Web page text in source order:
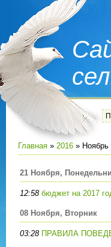
Главная » 2016 » Ноябрь
21 Ноября,
12:58 бюджет на 2017
08 Ноября, Вторник
03:28 ПРАВИЛА